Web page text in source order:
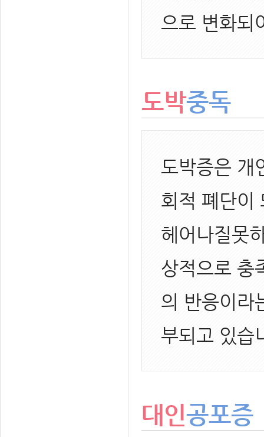
으로 변화되
도박중독
도박증은 개
회적 폐단이
헤어나질못
상적으로 충
의 반응이라
부되고 있습
대인공포증